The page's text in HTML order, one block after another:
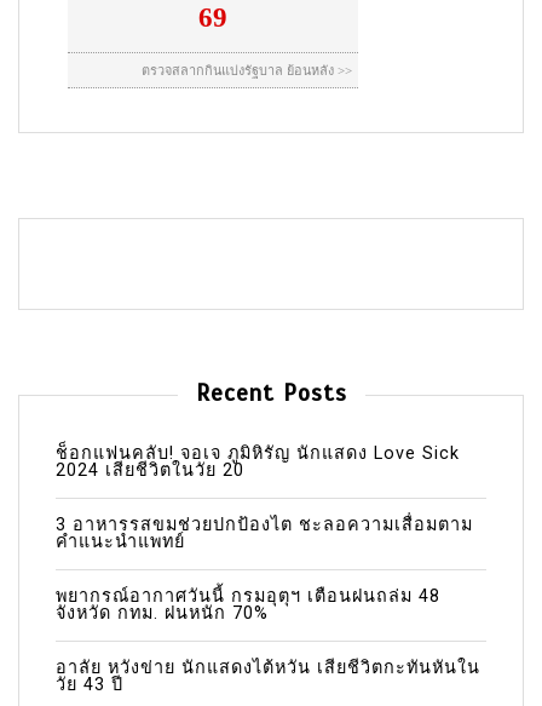
Recent Posts
ช็อกแฟนคลับ! จอเจ ภูมิหิรัญ นักแสดง Love Sick
2024 เสียชีวิตในวัย 20
3 อาหารรสขมช่วยปกป้องไต ชะลอความเสื่อมตาม
คำแนะนำแพทย์
พยากรณ์อากาศวันนี้ กรมอุตุฯ เตือนฝนถล่ม 48
จังหวัด กทม. ฝนหนัก 70%
อาลัย หวังข่าย นักแสดงไต้หวัน เสียชีวิตกะทันหันใน
วัย 43 ปี